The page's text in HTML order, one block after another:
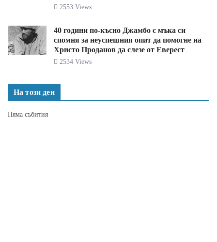
2553 Views
40 години по-късно Джамбо с мъка си
спомня за неуспешния опит да помогне на
Христо Проданов да слезе от Еверест
2534 Views
На този ден
Няма събития